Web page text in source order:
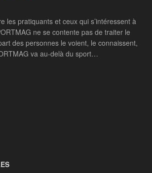
les pratiquants et ceux qui s’intéressent à
ne se contente pas de traiter le
des personnes le voient, le connaissent,
va au-delà du sport…